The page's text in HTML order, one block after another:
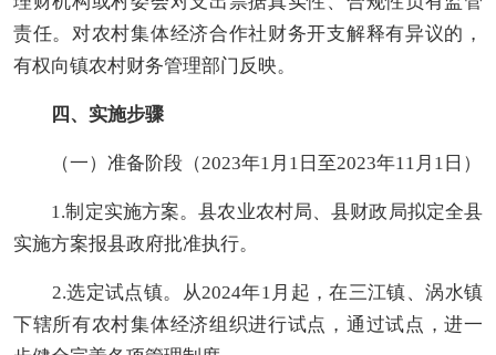
责任。对农村集体经济合作社财务开支解释有异议的，
有权向镇农村财务管理部门反映。
四、实施步骤
（一）准备阶段（2023年1月 1 日至2023年11 月1日）
1.制定实施方案。县农业农村局、县财政局拟定全县
实施方案报县政府批准执行。
2.选定试点镇。从2024年1月起，在三江镇、涡水镇
下辖所有农村集体经济组织进行试点，通过试点，进一